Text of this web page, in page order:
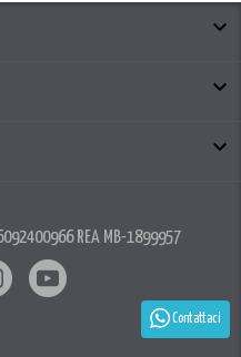
Contattaci



REA MB-1899957